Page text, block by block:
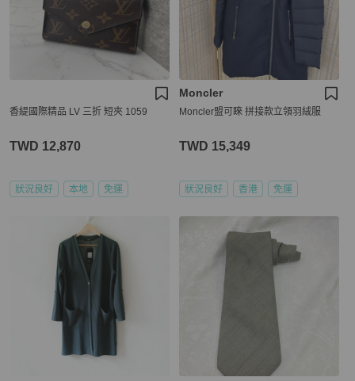
香緹國際精品 LV 三折 短夾 1059
TWD 12,870
狀況良好 本地 免運
Moncler
Moncler盟可睞 拼接款立領羽絨服
TWD 15,349
狀況良好 香港 免運